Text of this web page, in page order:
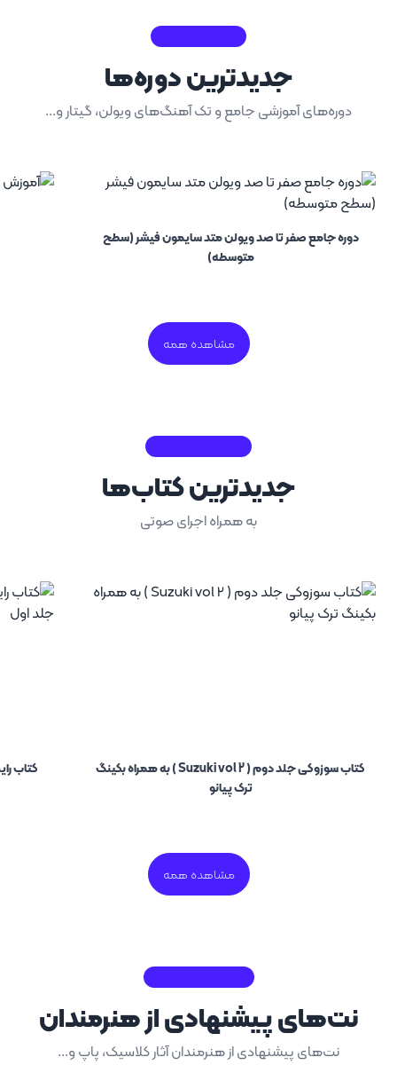
جدیدترین‌ دوره‌ها
دوره‌های آموزشی جامع و تک آهنگ‌های ویولن، ‌گیتار و...
دوره جامع صفر تا صد ویولن متد سایمون فیشر (سطح
متوسطه)
مشاهده همه
جدیدترین‌ کتاب‌ها
به همراه اجرای صوتی
کتاب سوزوکی جلد دوم ( Suzuki vol 2 ) به همراه بکینگ
ترک پیانو
کتاب
مشاهده همه
نت‌های پیشنهادی از هنرمندان
نت‌های پیشنهادی از هنرمندان آثار کلاسیک، پاپ و...